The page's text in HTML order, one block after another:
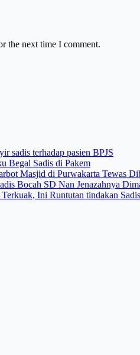
the next time I comment.
sadis terhadap pasien BPJS
Begal Sadis di Pakem
Masjid di Purwakarta Tewas
Bocah SD Nan Jenazahnya
Ini Runtutan tindakan